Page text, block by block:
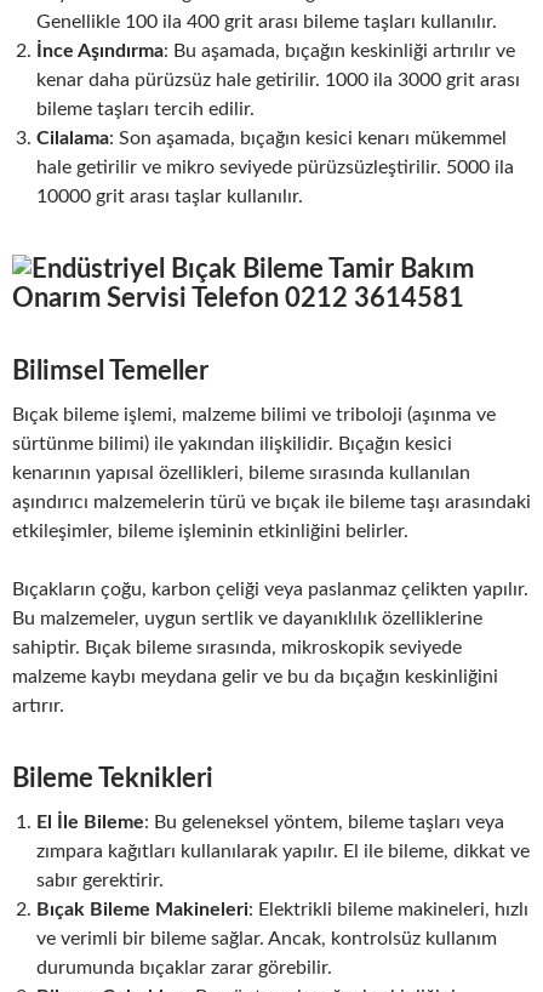
Genellikle 100 ila 400 grit arası bileme taşları kullanılır.
İnce Aşındırma: Bu aşamada, bıçağın keskinliği artırılır ve
kenar daha pürüzsüz hale getirilir. 1000 ila 3000 grit arası
bileme taşları tercih edilir.
Cilalama: Son aşamada, bıçağın kesici kenarı mükemmel
hale getirilir ve mikro seviyede pürüzsüzleştirilir. 5000 ila
10000 grit arası taşlar kullanılır.
Bilimsel Temeller
Bıçak bileme işlemi, malzeme bilimi ve triboloji (aşınma ve
sürtünme bilimi) ile yakından ilişkilidir. Bıçağın kesici
kenarının yapısal özellikleri, bileme sırasında kullanılan
aşındırıcı malzemelerin türü ve bıçak ile bileme taşı arasındaki
etkileşimler, bileme işleminin etkinliğini belirler.
Bıçakların çoğu, karbon çeliği veya paslanmaz çelikten yapılır.
Bu malzemeler, uygun sertlik ve dayanıklılık özelliklerine
sahiptir. Bıçak bileme sırasında, mikroskopik seviyede
malzeme kaybı meydana gelir ve bu da bıçağın keskinliğini
artırır.
Bileme Teknikleri
El İle Bileme: Bu geleneksel yöntem, bileme taşları veya
zımpara kağıtları kullanılarak yapılır. El ile bileme, dikkat ve
sabır gerektirir.
Bıçak Bileme Makineleri: Elektrikli bileme makineleri, hızlı
ve verimli bir bileme sağlar. Ancak, kontrolsüz kullanım
durumunda bıçaklar zarar görebilir.